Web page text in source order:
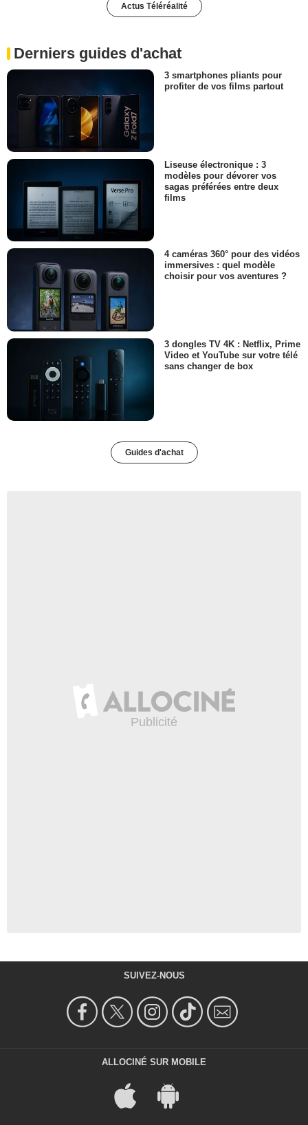
Actus Téléréalité
Derniers guides d'achat
3 smartphones pliants pour
profiter de vos films partout
Liseuse électronique : 3
modèles pour dévorer vos
sagas préférées entre deux
films
4 caméras 360° pour des vidéos
immersives : quel modèle
choisir pour vos aventures ?
3 dongles TV 4K : Netflix, Prime
Video et YouTube sur votre télé
sans changer de box
Guides d'achat
SUIVEZ-NOUS
ALLOCINÉ SUR MOBILE